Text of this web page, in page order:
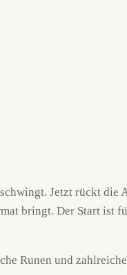
Jetzt rückt die
bringt. Der Start ist